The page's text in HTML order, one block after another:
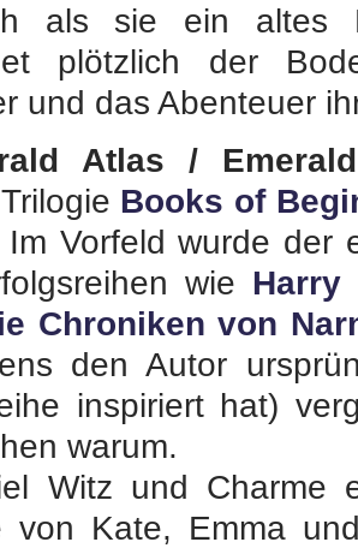
als sie ein altes
plötzlich der
und das Abenteuer
Atlas / Emerald
Books of
Im Vorfeld wurde der
wie Harry
Chroniken von
den Autor
inspiriert hat)
warum.
Witz und Charme
von Kate, Emma